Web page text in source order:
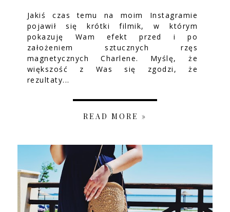
Jakiś czas temu na moim Instagramie
pojawił się krótki filmik, w którym
pokazuję Wam efekt przed i po
założeniem sztucznych rzęs
magnetycznych Charlene. Myślę, że
większość z Was się zgodzi, że
rezultaty...
READ MORE »